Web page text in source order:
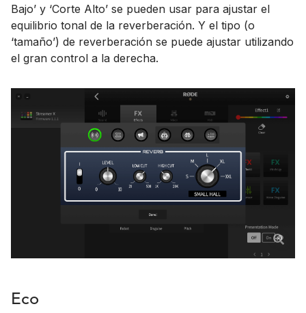
Bajo’ y ‘Corte Alto’ se pueden usar para ajustar el
equilibrio tonal de la reverberación. Y el tipo (o
‘tamaño’) de reverberación se puede ajustar utilizando
el gran control a la derecha.
Eco